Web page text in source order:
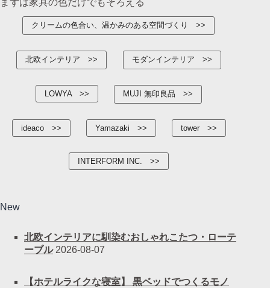
クリームの色合い、温かみのある空間づくり
北欧インテリア モダンインテリア
LOWYA MUJI 無印良品
ideaco Yamazaki tower
INTERFORM INC.
New
北欧インテリアに馴染むおしゃれこたつ・ローテ
ーブル 2026-08-07
【ホテルライクな寝室】 黒ベッドでつくるモノ